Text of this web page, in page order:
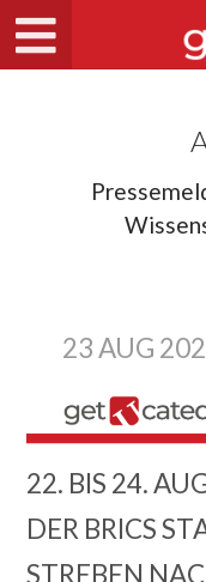
23 AUG
22. BIS 24.
DER BRICS
STREBEN